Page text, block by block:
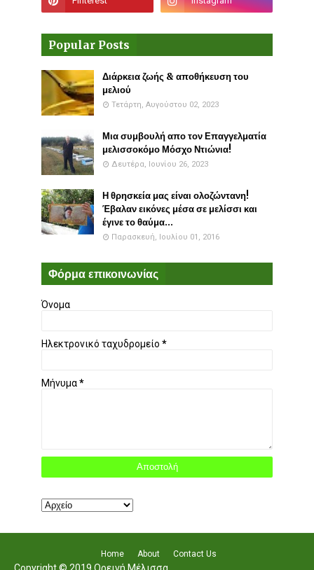
Popular Posts
Διάρκεια ζωής & αποθήκευση του
μελιού
Τετάρτη, Αυγούστου 02, 2023
Μια συμβουλή απο τον Επαγγελματία
μελισσοκόμο Μόσχο Ντιώνια!
Δευτέρα, Ιουνίου 26, 2023
Η θρησκεία μας είναι ολοζώντανη!
Έβαλαν εικόνες μέσα σε μελίσσι και
έγινε το θαύμα...
Παρασκευή, Ιουλίου 01, 2016
Φόρμα επικοινωνίας
Όνομα
Ηλεκτρονικό ταχυδρομείο *
Μήνυμα*
Home About Contact Us